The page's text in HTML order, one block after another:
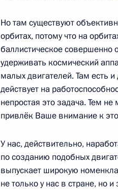
Международной
13 июля 2023 года, 20:00
Пленарное заседание
13 июля 2023 года, 18:15
Выставка передовых
13 июля 2023 года, 15:05
Но там существуют
орбитах, потому что на
баллистическое совершенно
удерживать космический
малых двигателей. Там есть
действует на
непростая это задача. Тем
привлёк Ваше внимание к
У нас, действительно,
по созданию подобных
выпускает широкую
не только у нас в стране, но